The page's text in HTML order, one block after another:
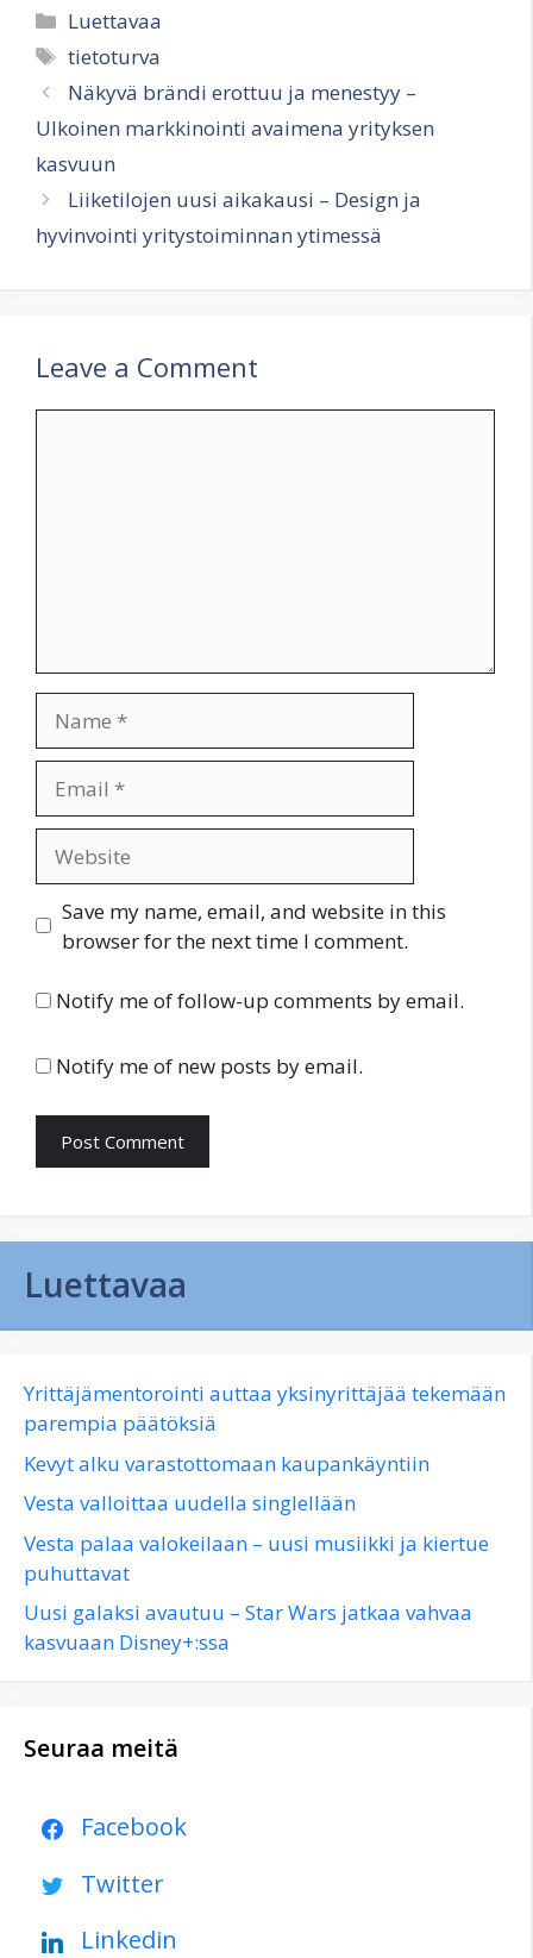
Categories
Luettavaa
Tags
tietoturva
Näkyvä brändi erottuu ja menestyy –
Ulkoinen markkinointi avaimena yrityksen
kasvuun
Liiketilojen uusi aikakausi – Design ja
hyvinvointi yritystoiminnan ytimessä
Leave a Comment
Save my name, email, and website in this
browser for the next time I comment.
Notify me of follow-up comments by email.
Notify me of new posts by email.
Luettavaa
Yrittäjämentorointi auttaa yksinyrittäjää tekemään
parempia päätöksiä
Kevyt alku varastottomaan kaupankäyntiin
Vesta valloittaa uudella singlellään
Vesta palaa valokeilaan – uusi musiikki ja kiertue
puhuttavat
Uusi galaksi avautuu – Star Wars jatkaa vahvaa
kasvuaan Disney+:ssa
Seuraa meitä
Facebook
Twitter
Linkedin